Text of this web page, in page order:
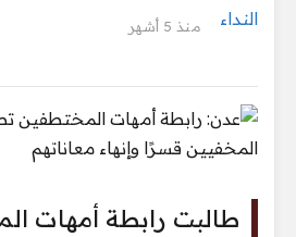
النداء منذ 5 أشهر
طالبت رابطة أمهات